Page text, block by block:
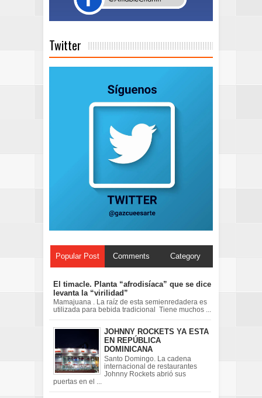
Twitter
Popular Post Comments Category
El timacle. Planta “afrodisíaca” que se dice
levanta la “virilidad”
Mamajuana . La raíz de esta semienredadera es
utilizada para bebida tradicional Tiene muchos ...
JOHNNY ROCKETS YA ESTA
EN REPÚBLICA
DOMINICANA
Santo Domingo. La cadena
internacional de restaurantes
Johnny Rockets abrió sus
puertas en el ...